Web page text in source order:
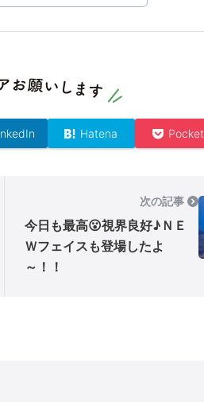
Hatena Pocket
次の記事
今日も最高😮視界良好♪ＮＥ
Ｗフェイスも登場したよ
～！！